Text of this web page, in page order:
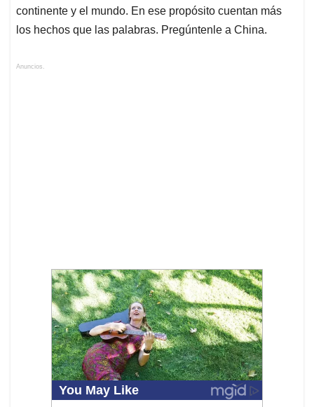
continente y el mundo. En ese propósito cuentan más
los hechos que las palabras. Pregúntenle a China.
Anuncios.